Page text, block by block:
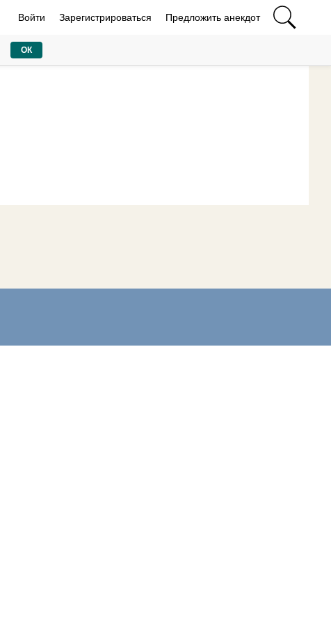
Войти Зарегистрироваться Предложить анекдот
ОК